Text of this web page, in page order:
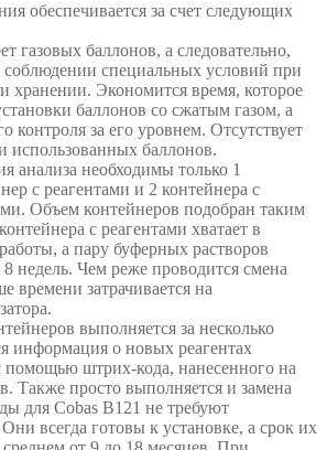
обеспечивается за счет следующих
баллонов, а следовательно,
соблюдении специальных условий при
хранении. Экономится время, которое
баллонов со сжатым газом, а
контроля за его уровнем. Отсутствует
использованных баллонов.
необходимы только 1
с реагентами и 2 контейнера с
Объем контейнеров подобран таким
с реагентами хватает в
а пару буферных растворов
8 недель. Чем реже проводится смена
времени затрачивается на
выполняется за несколько
информация о новых реагентах
помощью штрих-кода, нанесенного на
Также просто выполняется и замена
для Cobas B121 не требуют
всегда готовы к установке, а срок их